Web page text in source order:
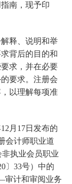
南，现予印
释、说明和举
背后的目的和
求，并在必要
要求。注册会
以理解每项准
12 月 17日发布的
会计师职业道
执业会员职业
〕 33号）中的
审计和审阅业务